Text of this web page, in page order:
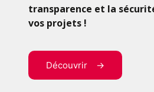
transparence et la
vos projets !
Découvrir